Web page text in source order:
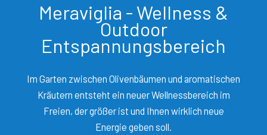
Meraviglia - Wellness &
Outdoor
Entspannungsbereich
Im Garten zwischen Olivenbäumen und aromatischen
Kräutern entsteht ein neuer Wellnessbereich im
Freien, der größer ist und Ihnen wirklich neue
Energie geben soll.